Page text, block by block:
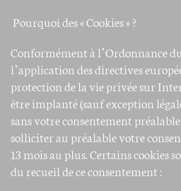
Pourquoi des « Cookies » ?
Conformément à l’Ordonnance
l’application des directives
protection de la vie privée sur
être implanté (sauf exception
sans votre consentement
solliciter au préalable votre
13 mois au plus. Certains cookies
du recueil de ce consentement :